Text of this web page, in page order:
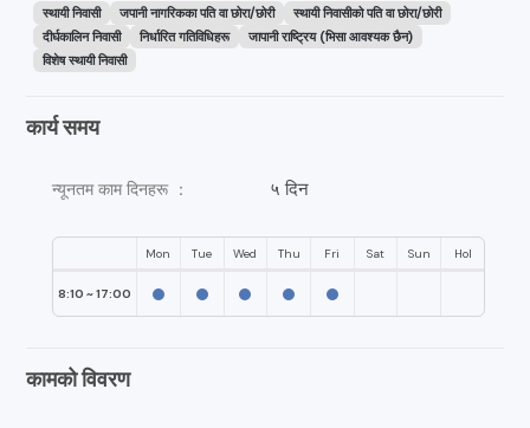
स्थायी निवासी जपानी नागरिकका पति वा छोरा/छोरी
स्थायी निवासीको पति वा छोरा/छोरी
दीर्घकालिन निवासी
निर्धारित गतिविधिहरू
जापानी राष्ट्रिय (भिसा आवश्यक छैन)
विशेष स्थायी निवासी
कार्य समय
न्यूनतम काम दिनहरू ： ५ दिन
Mon Tue Wed Thu Fri Sat Sun Hol
8:10 ~ 17:00
कामको विवरण